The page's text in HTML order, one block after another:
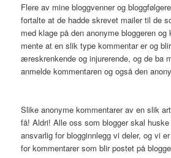
Flere av mine bloggvenner og
fortalte at de hadde skrevet mailer til de
med klage på den anonyme bloggeren og
mente at en slik type kommentar er og
æreskrenkende og injurerende, og de ba
anmelde kommentaren og også den
Slike anonyme kommentarer av en slik
få! Aldri! Alle oss som blogger skal
ansvarlig for blogginnlegg vi deler, og vi
for kommentarer som blir postet på